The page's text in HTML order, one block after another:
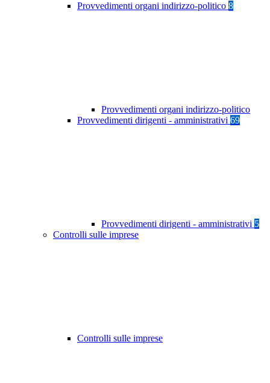
Provvedimenti organi indirizzo-politico 8
Provvedimenti organi indirizzo-politico
Provvedimenti dirigenti - amministrativi 69
Provvedimenti dirigenti - amministrativi 5
Controlli sulle imprese
Controlli sulle imprese